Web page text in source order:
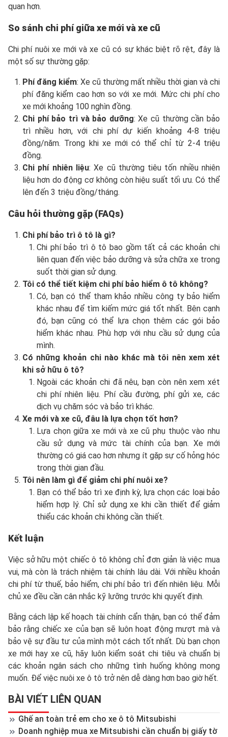
quan hơn.
So sánh chi phí giữa xe mới và xe cũ
Chi phí nuôi xe mới và xe cũ có sự khác biệt rõ rệt, đây là
một số sự thường gặp:
Phí đăng kiểm: Xe cũ thường mất nhiều thời gian và chi
phí đăng kiểm cao hơn so với xe mới. Mức chi phí cho
xe mới khoảng 100 nghìn đồng.
Chi phí bảo trì và bảo dưỡng: Xe cũ thường cần bảo
trì nhiều hơn, với chi phí dự kiến khoảng 4-8 triệu
đồng/năm. Trong khi xe mới có thể chỉ từ 2-4 triệu
đồng.
Chi phí nhiên liệu: Xe cũ thường tiêu tốn nhiều nhiên
liệu hơn do động cơ không còn hiệu suất tối ưu. Có thể
lên đến 3 triệu đồng/tháng.
Câu hỏi thường gặp (FAQs)
Chi phí bảo trì ô tô là gì?
Chi phí bảo trì ô tô bao gồm tất cả các khoản chi
liên quan đến việc bảo dưỡng và sửa chữa xe trong
suốt thời gian sử dụng.
Tôi có thể tiết kiệm chi phí bảo hiểm ô tô không?
Có, bạn có thể tham khảo nhiều công ty bảo hiểm
khác nhau để tìm kiếm mức giá tốt nhất. Bên cạnh
đó, bạn cũng có thể lựa chọn thêm các gói bảo
hiểm khác nhau. Phù hợp với nhu cầu sử dụng của
mình.
Có những khoản chi nào khác mà tôi nên xem xét
khi sở hữu ô tô?
Ngoài các khoản chi đã nêu, bạn còn nên xem xét
chi phí nhiên liệu. Phí cầu đường, phí gửi xe, các
dịch vụ chăm sóc và bảo trì khác.
Xe mới và xe cũ, đâu là lựa chọn tốt hơn?
Lựa chọn giữa xe mới và xe cũ phụ thuộc vào nhu
cầu sử dụng và mức tài chính của bạn. Xe mới
thường có giá cao hơn nhưng ít gặp sự cố hỏng hóc
trong thời gian đầu.
Tôi nên làm gì để giảm chi phí nuôi xe?
Bạn có thể bảo trì xe định kỳ, lựa chọn các loại bảo
hiểm hợp lý. Chỉ sử dụng xe khi cần thiết để giảm
thiểu các khoản chi không cần thiết.
Kết luận
Việc sở hữu một chiếc ô tô không chỉ đơn giản là việc mua
vui, mà còn là trách nhiệm tài chính lâu dài. Với nhiều khoản
chi phí từ thuế, bảo hiểm, chi phí bảo trì đến nhiên liệu. Mỗi
chủ xe đều cần cân nhắc kỹ lưỡng trước khi quyết định.
Bằng cách lập kế hoạch tài chính cẩn thận, bạn có thể đảm
bảo rằng chiếc xe của bạn sẽ luôn hoạt động mượt mà và
bảo vệ sự đầu tư của mình một cách tốt nhất. Dù bạn chọn
xe mới hay xe cũ, hãy luôn kiểm soát chi tiêu và chuẩn bị
các khoản ngân sách cho những tình huống không mong
muốn. Để việc nuôi xe ô tô trở nên dễ dàng hơn bao giờ hết.
BÀI VIẾT LIÊN QUAN
Ghế an toàn trẻ em cho xe ô tô Mitsubishi
Doanh nghiệp mua xe Mitsubishi cần chuẩn bị giấy tờ